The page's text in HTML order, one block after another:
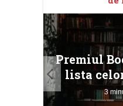
Premiul
lista
3